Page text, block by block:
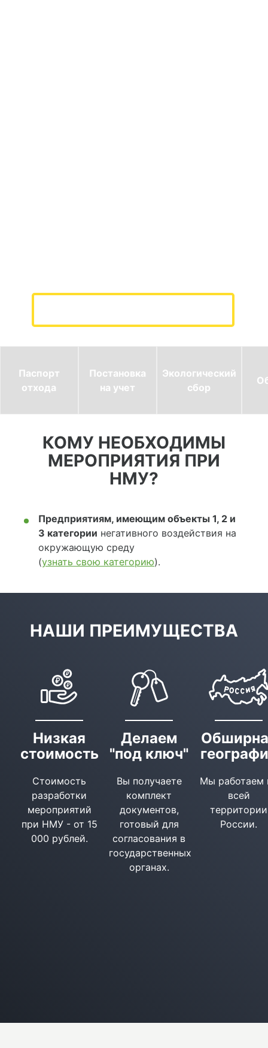
Паспорт
отхода
Постановка
на учет
Экологический
сбор
КОМУ НЕОБХОДИМЫ
МЕРОПРИЯТИЯ ПРИ
НМУ?
Предприятиям, имеющим объекты 1, 2 и
3 категории негативного воздействия на
окружающую среду
(узнать свою категорию).
НАШИ ПРЕИМУЩЕСТВА
Низкая
стоимость
Стоимость
разработки
мероприятий
при НМУ - от 15
000 рублей.
Делаем
"под ключ"
Вы получаете
комплект
документов,
готовый для
согласования в
государственных
органах.
Мы работаем
всей
территории
России.